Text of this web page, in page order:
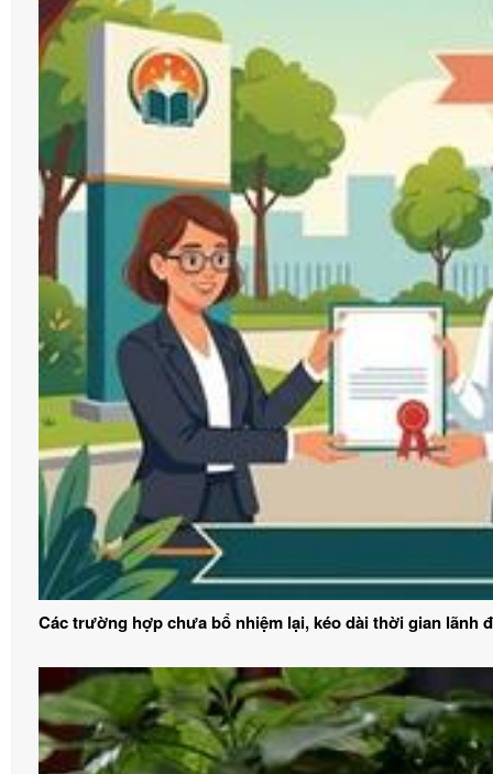
Các trường hợp chưa bổ nhiệm lại, kéo dài thời gian lãnh